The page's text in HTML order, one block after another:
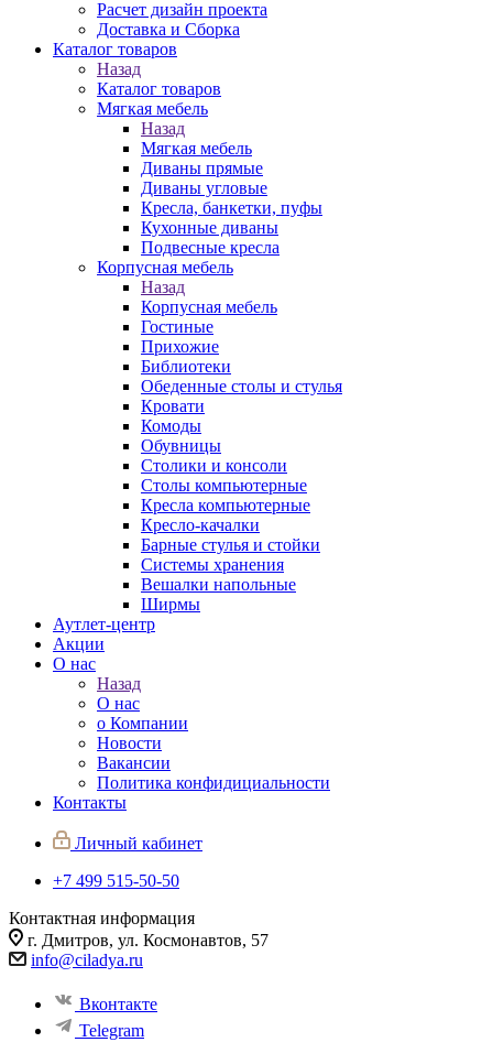
Расчет дизайн проекта
Доставка и Сборка
Каталог товаров
Назад
Каталог товаров
Мягкая мебель
Назад
Мягкая мебель
Диваны прямые
Диваны угловые
Кресла, банкетки, пуфы
Кухонные диваны
Подвесные кресла
Корпусная мебель
Назад
Корпусная мебель
Гостиные
Прихожие
Библиотеки
Обеденные столы и стулья
Кровати
Комоды
Обувницы
Столики и консоли
Столы компьютерные
Кресла компьютерные
Кресло-качалки
Барные стулья и стойки
Системы хранения
Вешалки напольные
Ширмы
Аутлет-центр
Акции
О нас
Назад
О нас
о Компании
Новости
Вакансии
Политика конфидициальности
Контакты
Личный кабинет
+7 499 515-50-50
Контактная информация
г. Дмитров, ул. Космонавтов, 57
info@ciladya.ru
Вконтакте
Telegram